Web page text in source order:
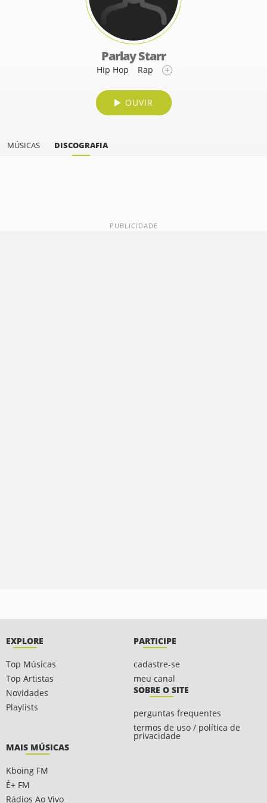
Parlay Starr
Hip Hop Rap
OUVIR
MÚSICAS DISCOGRAFIA
EXPLORE
Top Músicas
Top Artistas
Novidades
Playlists
PARTICIPE
cadastre-se
meu canal
SOBRE O SITE
perguntas frequentes
termos de uso / política de
privacidade
MAIS MÚSICAS
Kboing FM
É+ FM
Rádios Ao Vivo